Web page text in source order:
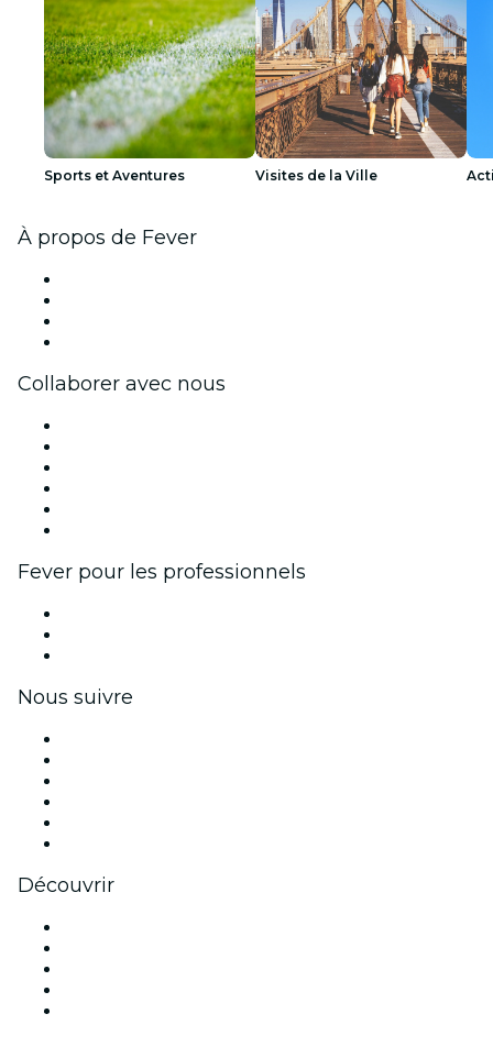
Sports et Aventures Visites de la Ville
À propos de Fever
Collaborer avec nous
Fever pour les professionnels
Nous suivre
Découvrir